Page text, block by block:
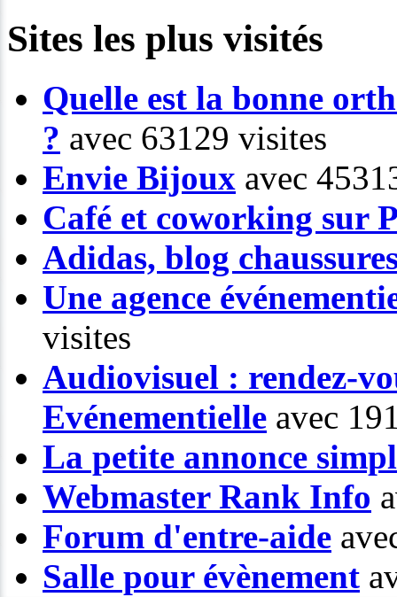
Sites les plus visités
Quelle est la bonne
? avec 63129 visites
Envie Bijoux avec
Café et coworking sur
Adidas, blog
Une agence
visites
Audiovisuel : rendez-
Evénementielle avec
La petite annonce
Webmaster Rank Info
Forum d'entre-aide
Salle pour évènement